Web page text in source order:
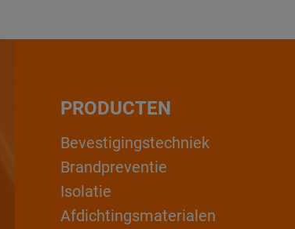
PRODUCTEN
Bevestigingstechniek
Brandpreventie
Isolatie
Afdichtingsmaterialen